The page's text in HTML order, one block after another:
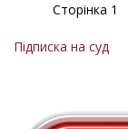
Розбивка
сторінки
Сторінка 1
Підписка на суд